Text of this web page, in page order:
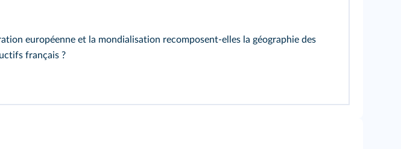
européenne et la mondialisation recomposent‑elles la géographie des
français ?